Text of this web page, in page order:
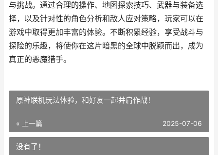
与挑战。通过合理的操作、地图探索技巧、武器与装备选
择，以及针对性的角色分析和敌人应对策略，玩家可以在
游戏中取得更加丰富的体验。不断积累经验，享受战斗与
探险的乐趣，将使你在这片暗黑的全球中脱颖而出，成为
真正的恶魔猎手。
原神联机玩法体验，和好友一起并肩作战！
« 上一篇 2025-07-06
没有了！